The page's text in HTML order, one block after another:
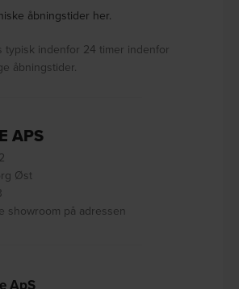
åbningstider her.
typisk indenfor 24 timer indenfor
åbningstider.
APS
Øst
showroom på adressen